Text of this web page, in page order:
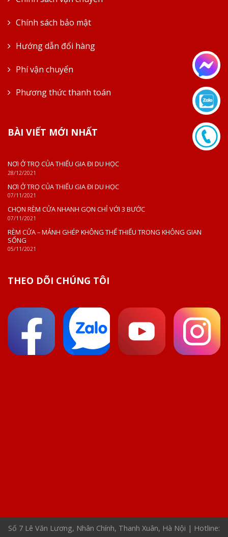
Chính sách bảo mật
Hướng dẫn đổi hàng
Phí vận chuyển
Phương thức thanh toán
BÀI VIẾT MỚI NHẤT
NƠI Ở TRỌ CỦA THIẾU GIA ĐI DU HỌC
28/12/2021
NƠI Ở TRỌ CỦA THIẾU GIA ĐI DU HỌC
07/11/2021
CHỌN RÈM CỬA NHANH GỌN CHỈ VỚI 3 BƯỚC
07/11/2021
RÈM CỬA – MẢNH GHÉP KHÔNG THỂ THIẾU TRONG KHÔNG GIAN
SỐNG
05/11/2021
THEO DÕI CHÚNG TÔI
Số 7 Lê Văn Lương, Nhân Chính, Thanh Xuân, Hà Nội | Hotline: